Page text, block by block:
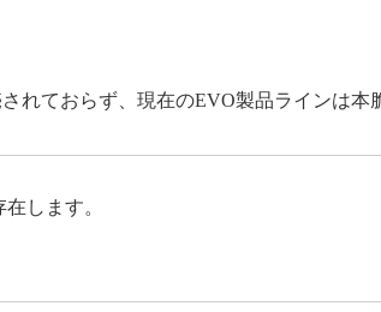
れておらず、現在のEVO製品ラインは
します。